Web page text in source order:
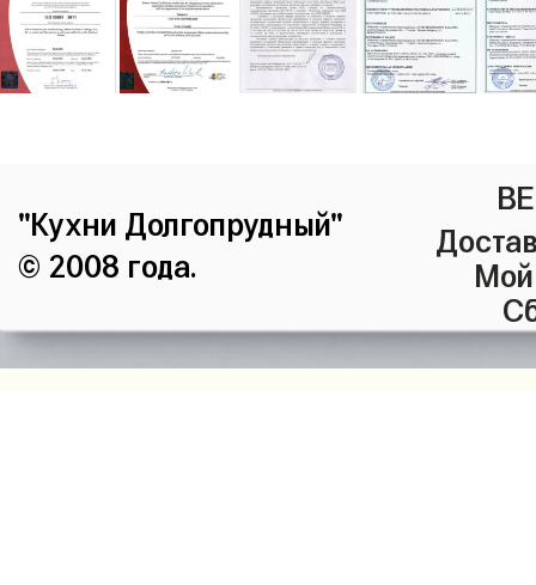
"Кухни Долгопрудный"
© 2008 года.